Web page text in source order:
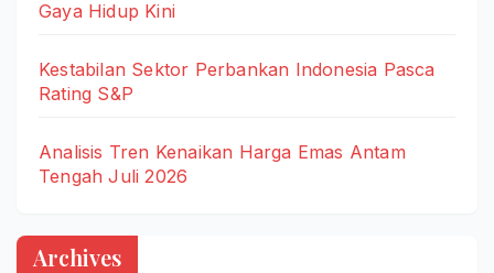
Gaya Hidup Kini
Kestabilan Sektor Perbankan Indonesia Pasca
Rating S&P
Analisis Tren Kenaikan Harga Emas Antam
Tengah Juli 2026
Archives